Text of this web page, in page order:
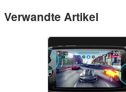
Verwandte Artikel